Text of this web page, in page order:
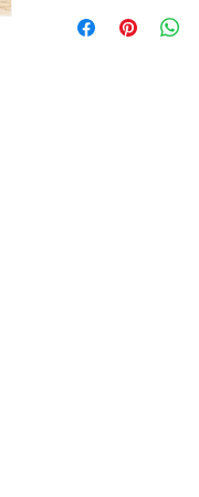
vintage.
proposons en